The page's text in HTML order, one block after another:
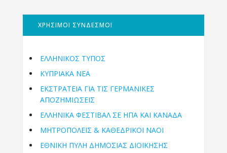
ΧΡΗΣΙΜΟΙ ΣΥΝΔΕΣΜΟΙ
ΕΛΛΗΝΙΚΟΣ ΤΥΠΟΣ
ΚΥΠΡΙΑΚΑ ΝΕΑ
ΕΚΣΤΡΑΤΕΙΑ ΓΙΑ ΤΙΣ ΓΕΡΜΑΝΙΚΕΣ
ΑΠΟΖΗΜΙΩΣΕΙΣ
ΕΛΛΗΝΙΚΆ ΦΕΣΤΙΒΆΛ ΣΕ ΗΠΑ ΚΑΙ ΚΑΝΑΔΑ
ΜΗΤΡΟΠΌΛΕΙΣ & ΚΑΘΕΔΡΙΚΟΊ ΝΑΟΊ
ΕΘΝΙΚΉ ΠΎΛΗ ΔΗΜΌΣΙΑΣ ΔΙΟΊΚΗΣΗΣ